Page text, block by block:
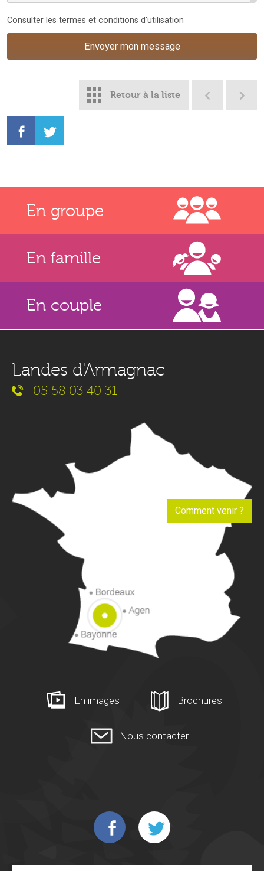
Consulter les termes et conditions d'utilisation
Retour à la liste
En groupe
En famille
En couple
Landes d'Armagnac
05 58 03 40 31
Comment venir ?
En images Brochures
Nous contacter